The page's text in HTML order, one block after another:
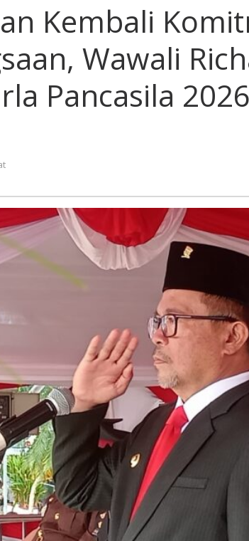
Kebangsaan,
Wawali
Sualang
Harla
Pancasila
Kembali
Wawali
Pancasila